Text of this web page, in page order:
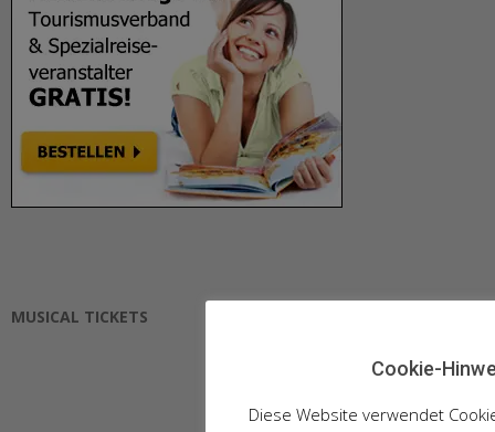
MUSICAL TICKETS
Cookie-
Diese Website verwendet